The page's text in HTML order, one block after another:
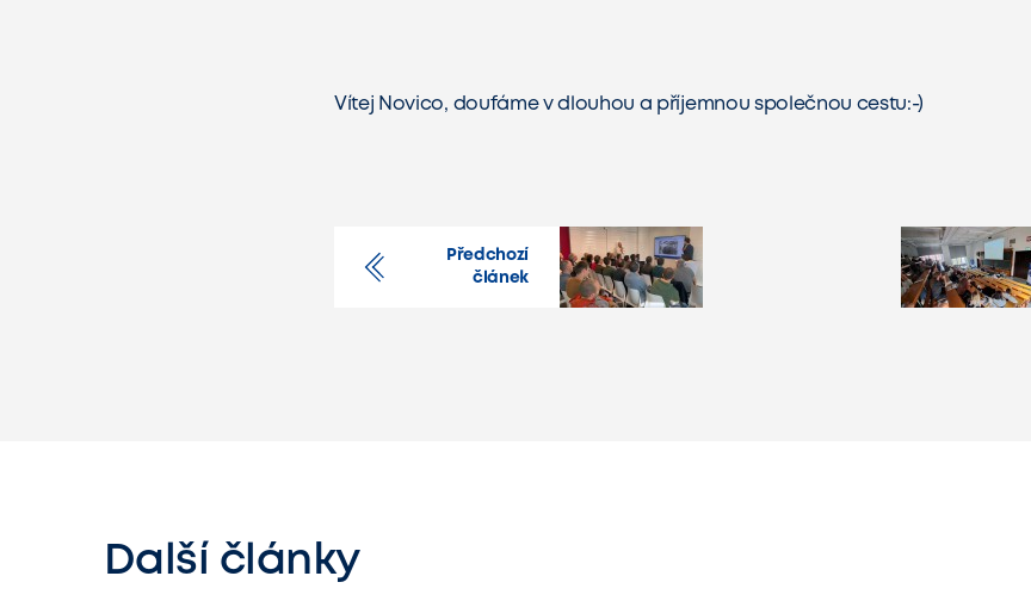
Vítej Novico, doufáme v dlouhou a příjemnou společnou cestu:-)
Předchozí
článek
Další články